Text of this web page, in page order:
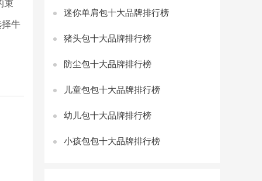
束
牛
迷你单肩包十大品牌排行榜
猪头包十大品牌排行榜
防尘包十大品牌排行榜
儿童包包十大品牌排行榜
幼儿包十大品牌排行榜
小孩包包十大品牌排行榜